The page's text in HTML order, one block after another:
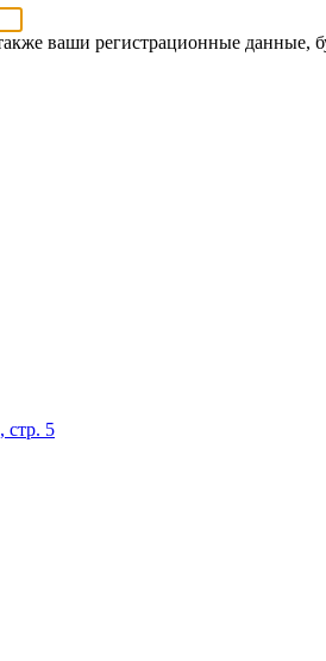
ваши регистрационные данные,
стр. 5